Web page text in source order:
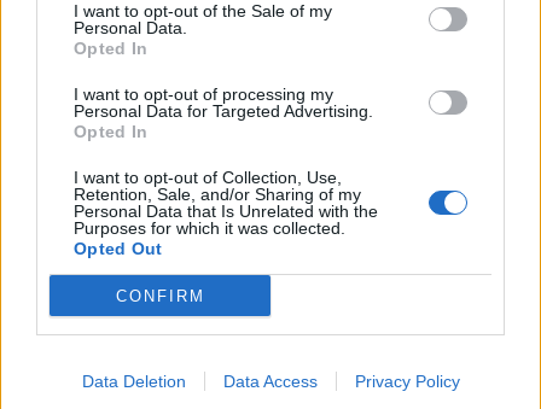
I want to opt-out of the Sale of my
Personal Data.
Opted In
I want to opt-out of processing my
Personal Data for Targeted Advertising.
Opted In
I want to opt-out of Collection, Use,
Retention, Sale, and/or Sharing of my
Personal Data that Is Unrelated with the
Purposes for which it was collected.
Opted Out
CONFIRM
Data Deletion Data Access Privacy Policy
in ospedale. Le dichiarazioni ai giornalisti